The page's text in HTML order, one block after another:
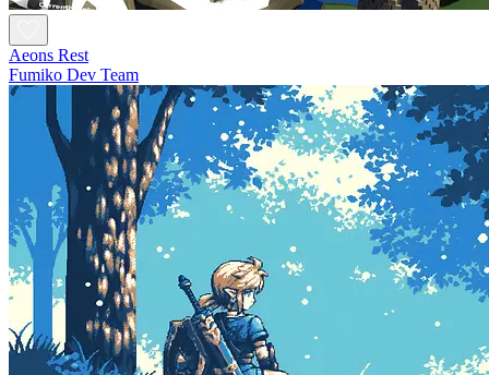
Aeons Rest
Fumiko Dev Team